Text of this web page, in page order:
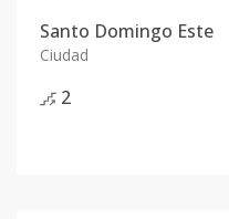
Santo Domingo Este
Ciudad
2